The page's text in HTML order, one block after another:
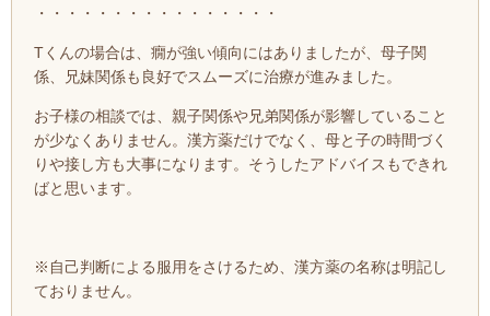
・・・・・・・・・・・・・・・・
Tくんの場合は、癇が強い傾向にはありましたが、母子関
係、兄妹関係も良好でスムーズに治療が進みました。
お子様の相談では、親子関係や兄弟関係が影響していること
が少なくありません。漢方薬だけでなく、 母と子の時間づく
りや接し方も大事になります。そうしたアドバイスもできれ
ばと思います。
※自己判断による服用をさけるため、漢方薬の名称は明記し
ておりません。